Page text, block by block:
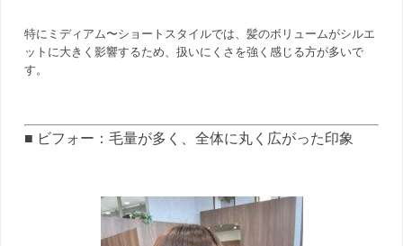
特にミディアム〜ショートスタイルでは、髪のボリュームがシルエ
ットに大きく影響するため、扱いにくさを強く感じる方が多いで
す。
■ ビフォー：毛量が多く、全体に丸く広がった印象